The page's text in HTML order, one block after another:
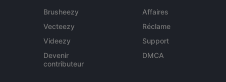
Brusheezy
Vecteezy
Videezy
Devenir
contributeur
Affaires
Réclame
Support
DMCA